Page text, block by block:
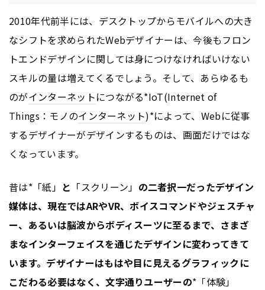
2010年代前半には、デスクトップからモバイルへの大き
なシフトを求められたWebデザイナーは、今後もフロン
トエンドデザインに関しては身につけなければいけない
スキルの量は増えてくるでしょう。そして、あらゆるも
のがインターネットにつながる*IoT(Internet of
Things：モノのインターネット)*によって、Webに従事
するデザイナーがデザインするものは、画面だけではな
くなっています。
昔は*「紙」 と 「スクリーン」 の二者択一だったデザイン
媒体は、現在ではARやVR、ボイスコマンドやジェスチャ
ー、あるいは脳波からボディスーツに至るまで、 さまざ
まなインターフェイスを通じたデザインに変わってきて
います。デザイナーはもはや目に見えるグラフィックに
こだわる必要はなく、文字通りユーザーの*「体験」